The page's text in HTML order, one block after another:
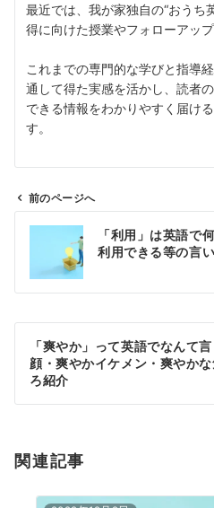
最近では、我が家独自の“おうち
得に向けた授業やフォローアッ
これまでの専門的な学びと指導
通して得た実感を活かし、読者
できる情報をわかりやすく届け
す。
ン
前のページへ
「利用」は英語で
利用できる等の言
「爽やか」って英語でなんて
顔・爽やかイケメン・爽やか
ろ紹介
関連記事